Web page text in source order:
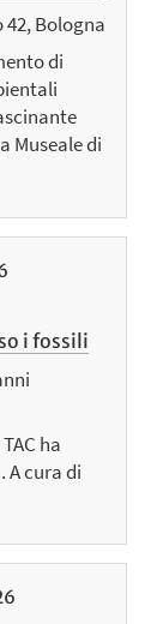
Bologna
di
Museale di
i fossili
ha
cura di